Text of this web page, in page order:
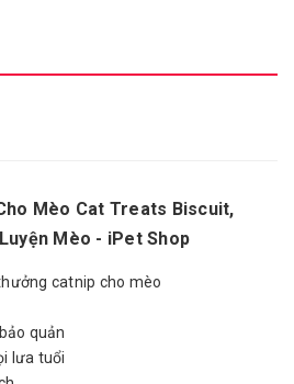
Mèo Cat Treats Biscuit,
Mèo - iPet Shop
catnip cho mèo
quản
lưa tuổi